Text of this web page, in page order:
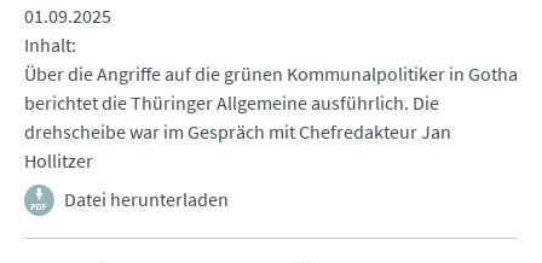
01.09.2025
Inhalt
Über die Angriffe auf die grünen Kommunalpolitiker in Gotha
berichtet die Thüringer Allgemeine ausführlich. Die
drehscheibe war im Gespräch mit Chefredakteur Jan
Hollitzer
Datei herunterladen